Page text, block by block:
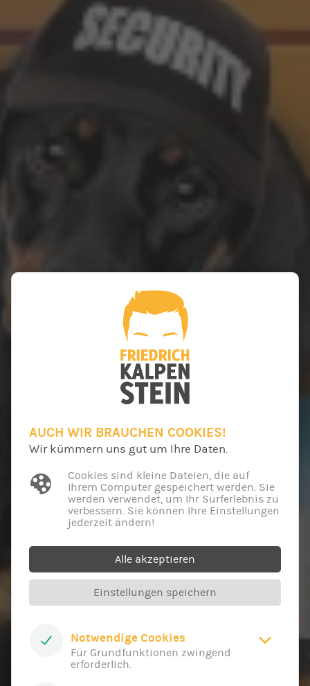
AUCH WIR BRAUCHEN COOKIES!
Wir kümmern uns gut um Ihre Daten.
Cookies sind kleine Dateien, die auf
Ihrem Computer gespeichert werden. Sie
werden verwendet, um Ihr Surferlebnis zu
verbessern. Sie können Ihre Einstellungen
jederzeit ändern!
Alle akzeptieren
Einstellungen speichern
Notwendige Cookies
Für Grundfunktionen zwingend
erforderlich.